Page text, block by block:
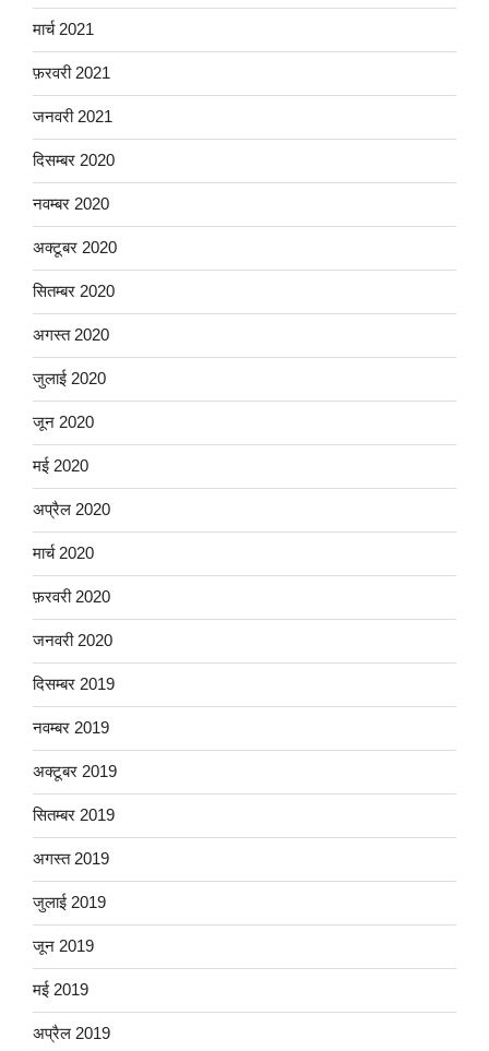
मार्च 2021
फ़रवरी 2021
जनवरी 2021
दिसम्बर 2020
नवम्बर 2020
अक्टूबर 2020
सितम्बर 2020
अगस्त 2020
जुलाई 2020
जून 2020
मई 2020
अप्रैल 2020
मार्च 2020
फ़रवरी 2020
जनवरी 2020
दिसम्बर 2019
नवम्बर 2019
अक्टूबर 2019
सितम्बर 2019
अगस्त 2019
जुलाई 2019
जून 2019
मई 2019
अप्रैल 2019